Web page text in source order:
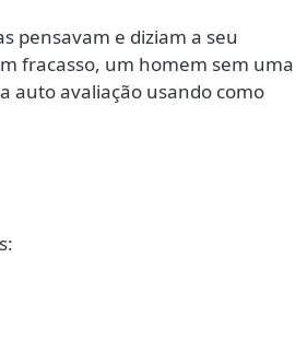
pensavam e diziam a seu
fracasso, um homem sem uma
auto avaliação usando como